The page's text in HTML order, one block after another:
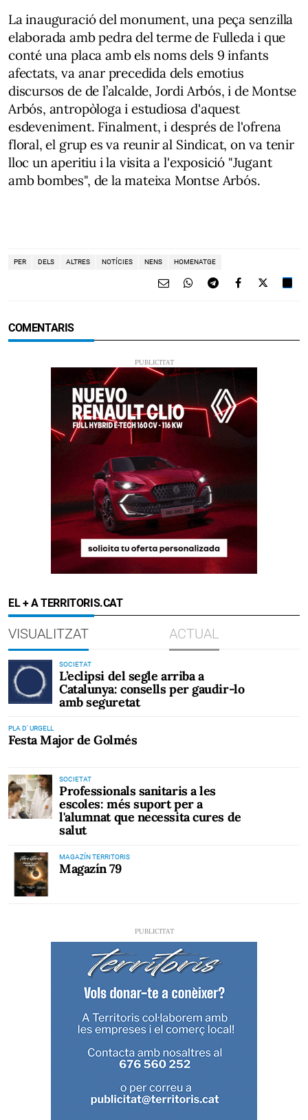
La inauguració del monument, una peça senzilla
elaborada amb pedra del terme de Fulleda i que
conté una placa amb els noms dels 9 infants
afectats, va anar precedida dels emotius
discursos de de l’alcalde, Jordi Arbós, i de Montse
Arbós, antropòloga i estudiosa d'aquest
esdeveniment. Finalment, i després de l'ofrena
floral, el grup es va reunir al Sindicat, on va tenir
lloc un aperitiu i la visita a l'exposició "Jugant
amb bombes", de la mateixa Montse Arbós.
PER DELS ALTRES NOTÍCIES NENS HOMENATGE
COMENTARIS
EL + A TERRITORIS.CAT
VISUALITZAT ACTUAL
SOCIETAT
L’eclipsi del segle arriba a
Catalunya: consells per gaudir-lo
amb seguretat
PLA D' URGELL
Festa Major de Golmés
SOCIETAT
Professionals sanitaris a les
escoles: més suport per a
l'alumnat que necessita cures de
salut
MAGAZÍN TERRITORIS
Magazín 79